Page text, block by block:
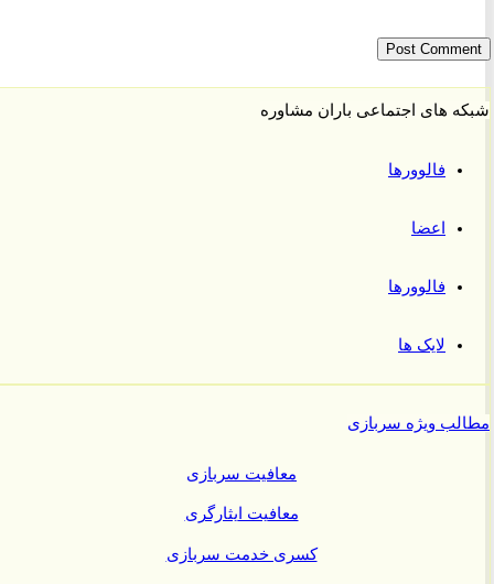
های اجتماعی باران مشاوره
فالوورها
اعضا
فالوورها
لایک ها
ویژه سربازی
معافیت سربازی
معافیت ایثارگری
کسری خدمت سربازی